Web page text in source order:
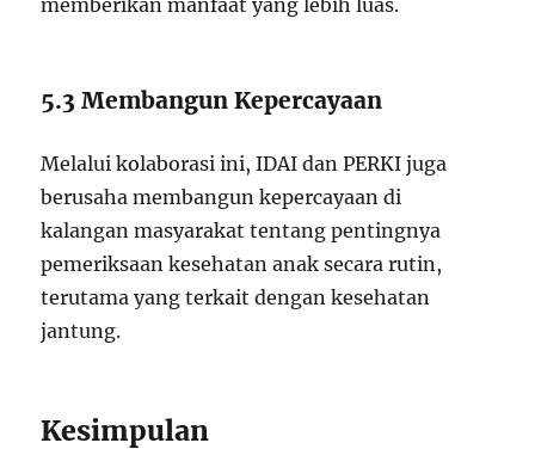
5.3 Membangun Kepercayaan
Melalui kolaborasi ini, IDAI dan PERKI juga
berusaha membangun kepercayaan di
kalangan masyarakat tentang pentingnya
pemeriksaan kesehatan anak secara rutin,
terutama yang terkait dengan kesehatan
jantung.
Kesimpulan